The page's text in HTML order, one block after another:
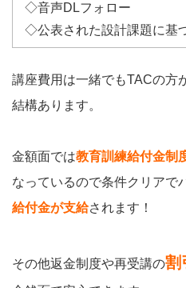
◇音声DLフォロー
◇公表された設計課題に基
講座費用は一緒でもTACの方
結構あります。
金額面では教育訓練給付金制
なっているので条件クリアで
給付金が支給されます！
その他返金制度や再受講の割